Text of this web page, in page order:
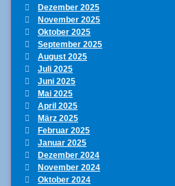
Dezember 2025
November 2025
Oktober 2025
September 2025
August 2025
Juli 2025
Juni 2025
Mai 2025
April 2025
März 2025
Februar 2025
Januar 2025
Dezember 2024
November 2024
Oktober 2024